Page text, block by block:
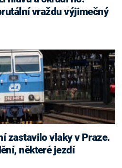
vraždu výjimečný
některé jezdí